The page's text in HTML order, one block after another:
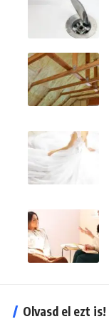
Olvasd el ezt is!